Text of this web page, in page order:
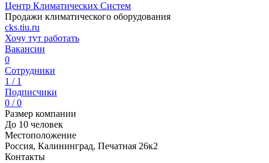
Центр Климатических Систем
Продажи климатического оборудования
cks.tiu.ru
Хочу тут работать
Вакансии
0
Сотрудники
1 / 1
Подписчики
0 / 0
Размер компании
До 10 человек
Местоположение
Россия, Калининград, Печатная 26к2
Контакты